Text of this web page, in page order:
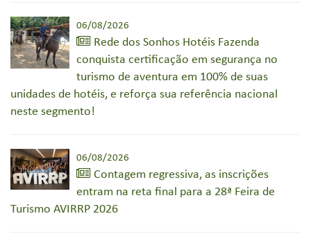
06/08/2026
Rede dos Sonhos Hotéis Fazenda
conquista certificação em segurança no
turismo de aventura em 100% de suas
unidades de hotéis, e reforça sua referência nacional
neste segmento!
06/08/2026
Contagem regressiva, as inscrições
entram na reta final para a 28ª Feira de
Turismo AVIRRP 2026